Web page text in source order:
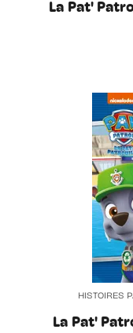
La Pat'
HISTOIRES
La Pat'